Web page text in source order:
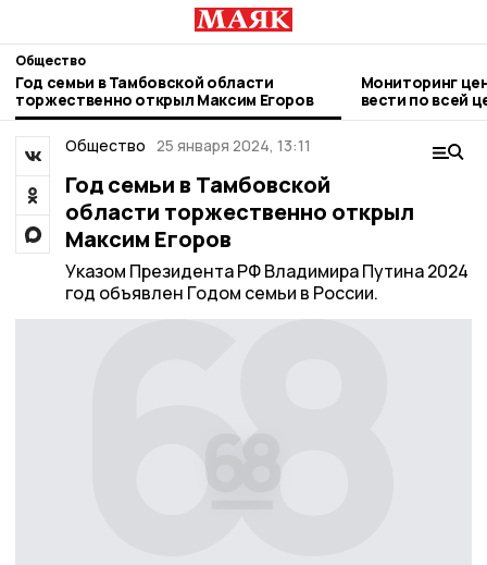
Общество
Год семьи в Тамбовской области
торжественно открыл Максим Егоров
Мониторинг
вести по всей
Общество 25 января 2024, 13:11
Год семьи в Тамбовской
области торжественно открыл
Максим Егоров
Указом Президента РФ Владимира Путина 2024
год объявлен Годом семьи в России.